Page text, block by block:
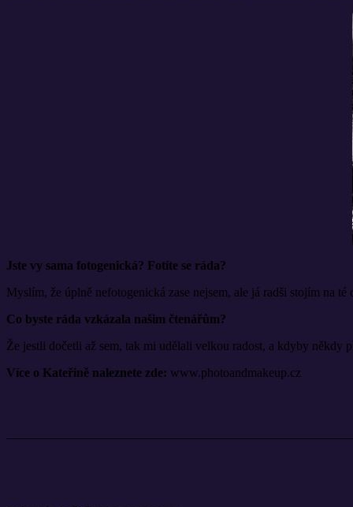
Jste vy sama fotogenická? Fotíte se ráda?
Myslím, že úplně nefotogenická zase nejsem, ale já radši stojím na té
Co byste ráda vzkázala našim čtenářům?
Že jestli dočetli až sem, tak mi udělali velkou radost, a kdyby
Více o Kateřině naleznete zde: www.photoandmakeup.cz